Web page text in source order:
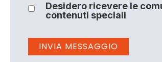
Desidero ricevere le
contenuti speciali